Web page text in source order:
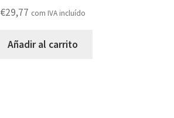
€29,77 com IVA incluído
Añadir al carrito